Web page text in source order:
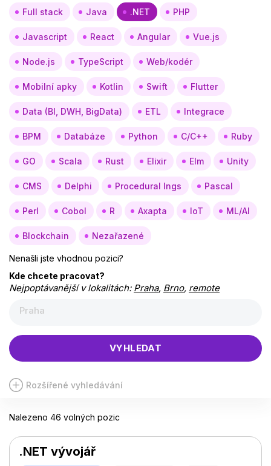
Full stack
Java .NET PHP
Javascript React Angular Vue.js
Node.js TypeScript Web/kodér
Mobilní apky Kotlin Swift Flutter
Data (BI, DWH, BigData) ETL Integrace
BPM Databáze Python C/C++ Ruby
GO Scala Rust Elixir Elm Unity
CMS Delphi Procedural lngs Pascal
Perl Cobol R Axapta IoT ML/AI
Blockchain Nezařazené
Nenašli jste vhodnou pozici?
Kde chcete pracovat?
Nejpoptávanější v lokalitách: Praha, Brno, remote
Praha
VYHLEDAT
Rozšířené vyhledávání
Nalezeno 46 volných pozic
.NET vývojář